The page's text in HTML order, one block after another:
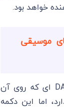
خواهد بود.
موسیقی
عملکرد مونو هم درDAW ای که روی آن
اما این دکمه